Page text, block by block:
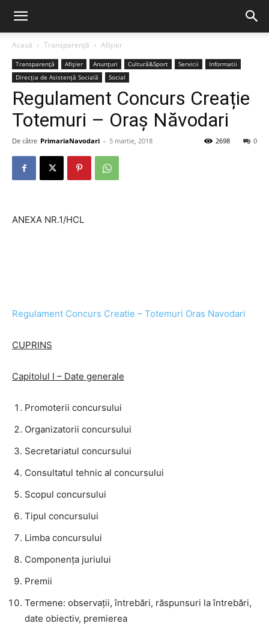
Acasă Transparență Afișier
Transparență Afișier Anunțuri Cultură&Sport Servicii
Informatii
Direcția de Asistență Socială
Social
Regulament Concurs Creație
Totemuri – Oraș Năvodari
De către PrimariaNavodari - 5 martie, 2018 0
2698
ANEXA NR.1/HCL
Regulament Concurs Creatie – Totemuri Oras Navodari
CUPRINS
Capitolul I – Date generale
Promoterii concursului
Organizatorii concursului
Secretariatul concursului
Consultatul tehnic al concursului
Scopul concursului
Tipul concursului
Limba concursului
Componența juriului
Premii
Termene: observații, întrebări, răspunsuri la întrebări,
date obiectiv, premierea